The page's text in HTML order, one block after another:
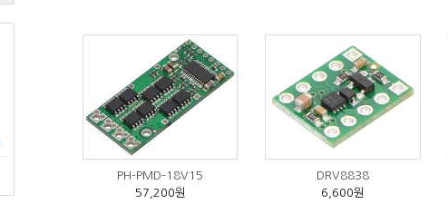
PH-PMD-18V15
57,200원
DRV8838
6,600원